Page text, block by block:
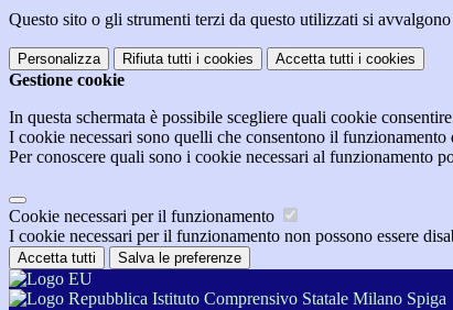
Questo sito o gli strumenti terzi da questo utilizzati si
Personalizza Rifiuta tutti i cookies Accetta tutti i cookies
Gestione cookie
In questa schermata è possibile scegliere quali cookie
I cookie necessari sono quelli che consentono il
Per conoscere quali sono i cookie necessari al funzionamento
Cookie necessari per il funzionamento
I cookie necessari per il funzionamento non possono essere
Accetta tutti Salva le preferenze
Istituto Comprensivo Statale Milano Spiga